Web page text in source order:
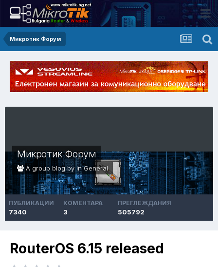
Микротик Форум
Микротик Форум
A group blog by inGeneral
ПУБЛИКАЦИИ
7340
КОМЕНТАРА
3
ПРЕГЛЕЖДАНИЯ
505792
RouterOS 6.15 released